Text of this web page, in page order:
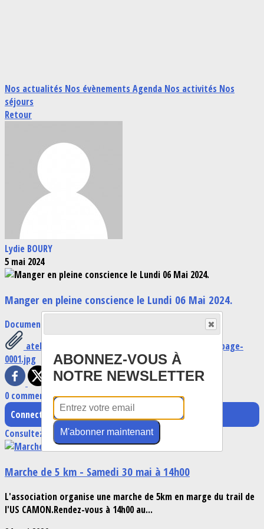
Nos actualités Nos évènements Agenda Nos activités Nos
séjours
Retour
Lydie BOURY
5 mai 2024
Manger en pleine conscience le Lundi 06 Mai 2024.
Documents
atelier manger en pleine conscience marie claire_page-
0001.jpg
0 commentaire(s)
Connectez-vous pour laisser un commentaire
Consultez également
Marche de 5 km - Samedi 30 mai à 14h00
L'association organise une marche de 5km en marge du trail de
l'US CAMON.Rendez-vous à 14h00 au...
ABONNEZ-VOUS À
NOTRE NEWSLETTER
M'abonner maintenant